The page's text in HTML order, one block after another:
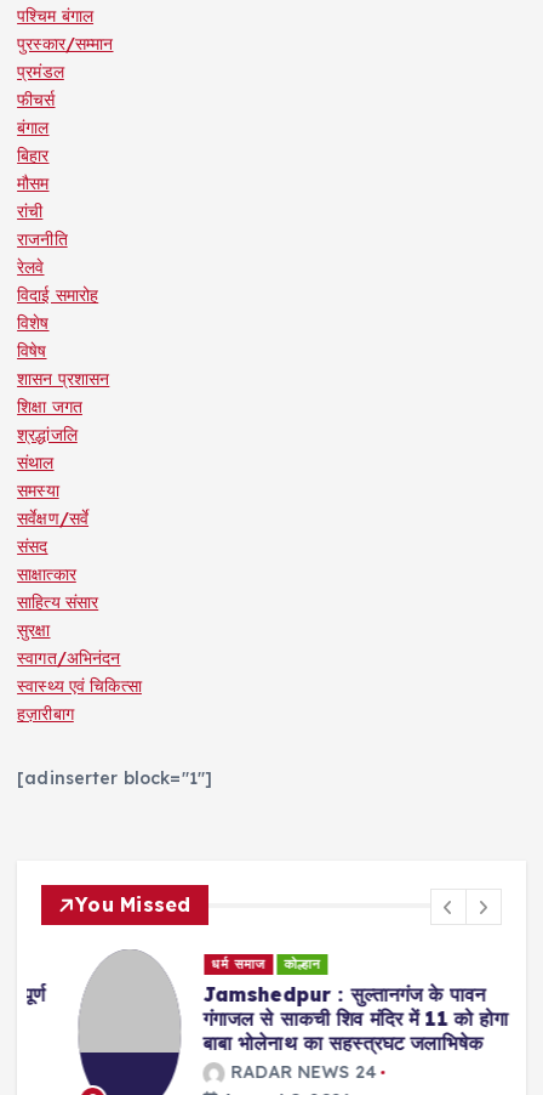
पश्चिम बंगाल
पुरस्कार/सम्मान
प्रमंडल
फीचर्स
बंगाल
बिहार
मौसम
रांची
राजनीति
रेलवे
विदाई समारोह
विशेष
विषेष
शासन प्रशासन
शिक्षा जगत
श्रद्धांजलि
संथाल
समस्या
सर्वेक्षण/सर्वे
संसद
साक्षात्कार
साहित्य संसार
सुरक्षा
स्वागत/अभिनंदन
स्वास्थ्य एवं चिकित्सा
हज़ारीबाग
[adinserter block="1"]
You Missed
धर्म समाज कोल्हान
Jamshedpur : सुल्तानगंज के पावन
गंगाजल से साकची शिव मंदिर में 11 को होगा
बाबा भोलेनाथ का सहस्त्रघट जलाभिषेक
RADAR NEWS 24